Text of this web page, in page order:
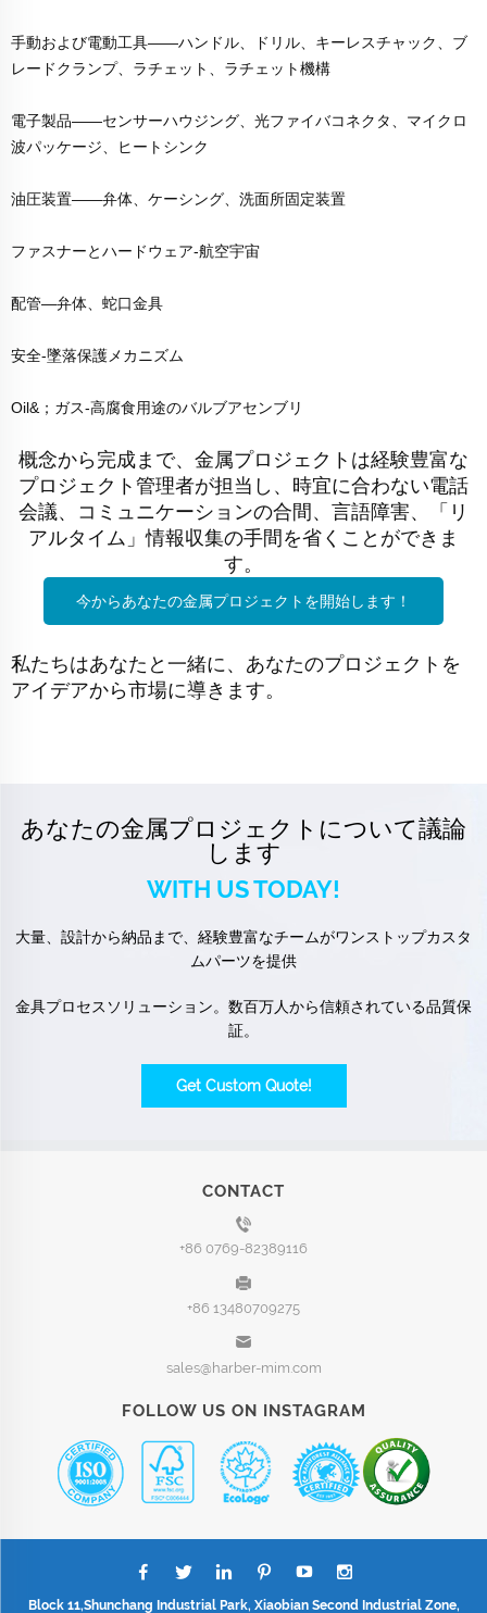
手動および電動工具——ハンドル、ドリル、キーレスチャック、ブ
レードクランプ、ラチェット、ラチェット機構
電子製品――センサーハウジング、光ファイバコネクタ、マイクロ
波パッケージ、ヒートシンク
油圧装置――弁体、ケーシング、洗面所固定装置
ファスナーとハードウェア-航空宇宙
配管―弁体、蛇口金具
安全-墜落保護メカニズム
Oil&；ガス-高腐食用途のバルブアセンブリ
概念から完成まで、金属プロジェクトは経験豊富な
プロジェクト管理者が担当し、時宜に合わない電話
会議、コミュニケーションの合間、言語障害、「リ
アルタイム」情報収集の手間を省くことができま
す。
今からあなたの金属プロジェクトを開始します！
私たちはあなたと一緒に、あなたのプロジェクトを
アイデアから市場に導きます。
あなたの金属プロジェクトについて議論
します
WITH US TODAY!
大量、設計から納品まで、経験豊富なチームがワンストップカスタ
ムパーツを提供
金具プロセスソリューション。数百万人から信頼されている品質保
証。
Get Custom Quote!
CONTACT
+86 0769-82389116
+86 13480709275
sales@harber-mim.com
FOLLOW US ON INSTAGRAM
Block 11,Shunchang Industrial Park, Xiaobian Second Industrial Zone,